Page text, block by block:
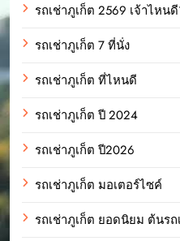
รถเช่าภูเก็ต 2569 เจ้าไหน
รถเช่าภูเก็ต 7 ที่นั่ง
รถเช่าภูเก็ต ที่ไหนดี
รถเช่าภูเก็ต ปี 2024
รถเช่าภูเก็ต ปี2026
รถเช่าภูเก็ต มอเตอร์ไซค์
รถเช่าภูเก็ต ยอดนิยม ต้นรถ